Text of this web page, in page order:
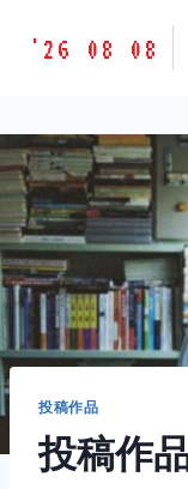
胶
味
道
LETSFILM
'26 08 08
投稿作品
投稿作